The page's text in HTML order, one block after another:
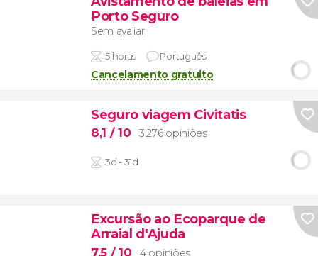
Porto Seguro
Sem avaliar
5 horas Português
Cancelamento gratuito
Seguro viagem Civitatis
8,1 / 10 3.276 opiniões
3d - 31d
Excursão ao Ecoparque de
Arraial d'Ajuda
7,5 / 10 4 opiniões